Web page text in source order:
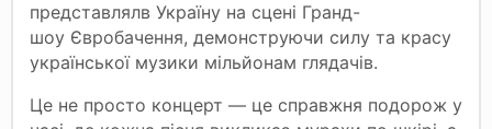
представлялв Україну на сцені Гранд-
шоу Євробачення, демонструючи силу та красу
української музики мільйонам глядачів.
Це не просто концерт — це справжня подорож у